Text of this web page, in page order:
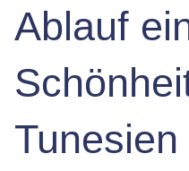
Ablauf